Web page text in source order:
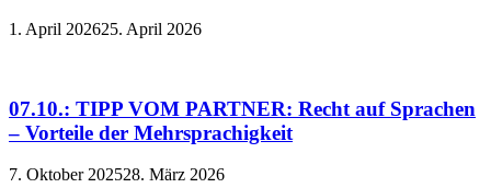
1. April 202625. April 2026
07.10.: TIPP VOM PARTNER: Recht auf Sprachen
– Vorteile der Mehrsprachigkeit
7. Oktober 202528. März 2026